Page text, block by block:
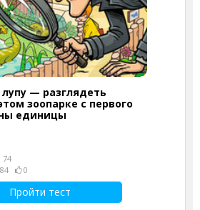
— разглядеть
зоопарке с первого
единицы
74
0
Пройти тест